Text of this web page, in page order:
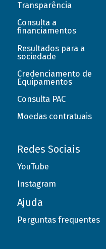
Transparência
Consulta a
financiamentos
Resultados para a
sociedade
Credenciamento de
Equipamentos
Consulta PAC
Moedas contratuais
Redes Sociais
YouTube
Instagram
Ajuda
Perguntas frequentes